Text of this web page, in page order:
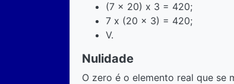
(7 x 20) x 3 = 420;
7 x (20 x 3) = 420;
V.
Nulidade
O zero é o elemento real que